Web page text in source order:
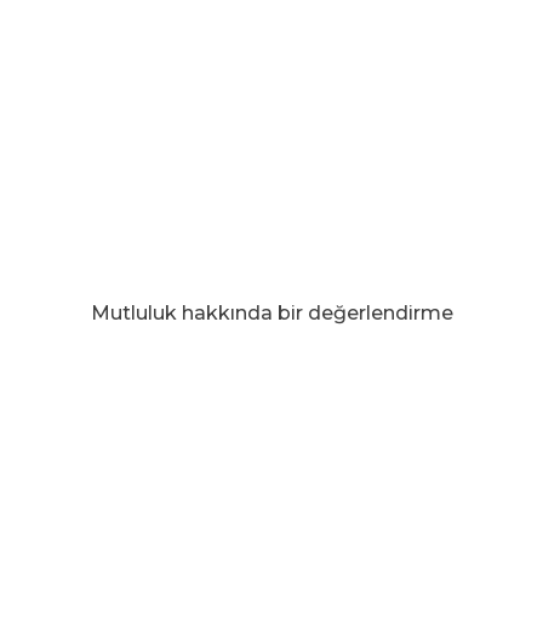
Mutluluk hakkında bir değerlendirme